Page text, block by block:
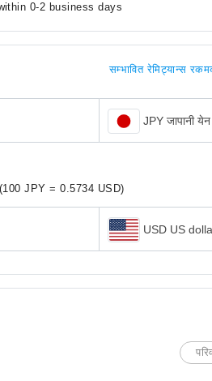
0-2 business days
सम्भावित रेमिट्यान्स
JPY जापानी येन
(100 JPY = 0.5734 USD)
USD US